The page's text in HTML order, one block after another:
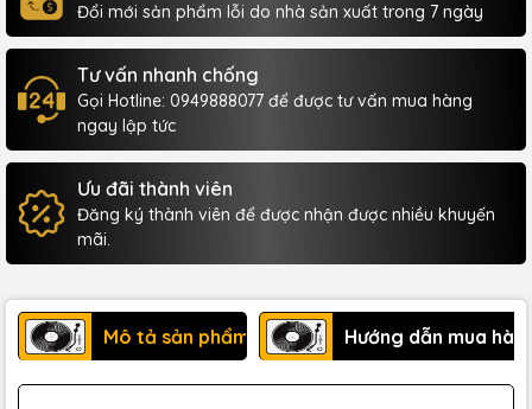
Đổi mới sản phẩm lỗi do nhà sản xuất trong 7 ngày
Tư vấn nhanh chống
Gọi Hotline: 0949888077 để được tư vấn mua hàng
ngay lập tức
Ưu đãi thành viên
Đăng ký thành viên để được nhận được nhiều khuyến
mãi.
Mô tả sản phẩm Hướng dẫn mua